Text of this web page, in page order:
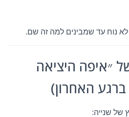
לא נוח עד שמבינים למה זה שם.
״איפה היציאה
האחרון)
של שנייה: